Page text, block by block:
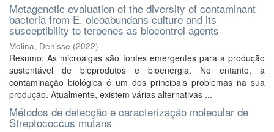
Metagenetic evaluation of the diversity of contaminant
bacteria from E. oleoabundans culture and its
susceptibility to terpenes as biocontrol agents
Molina, Denisse (2022)
Resumo: As microalgas são fontes emergentes para a produção
sustentável de bioprodutos e bioenergia. No entanto, a
contaminação biológica é um dos principais problemas na sua
produção. Atualmente, existem várias alternativas ...
Métodos de detecção e caracterização molecular de
Streptococcus mutans